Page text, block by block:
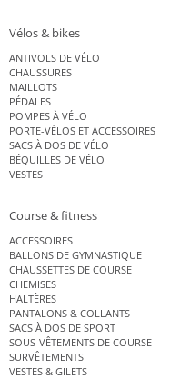
Vélos & bikes
ANTIVOLS DE VÉLO
CHAUSSURES
MAILLOTS
PÉDALES
POMPES À VÉLO
PORTE-VÉLOS ET ACCESSOIRES
SACS À DOS DE VÉLO
BÉQUILLES DE VÉLO
VESTES
Course & fitness
ACCESSOIRES
BALLONS DE GYMNASTIQUE
CHAUSSETTES DE COURSE
CHEMISES
HALTÈRES
PANTALONS & COLLANTS
SACS À DOS DE SPORT
SOUS-VÊTEMENTS DE COURSE
SURVÊTEMENTS
VESTES & GILETS